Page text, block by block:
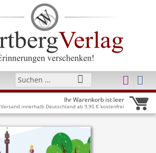
Ihr Warenkorb ist leer
Versand innerhalb Deutschland ab 9,90 € kostenfrei